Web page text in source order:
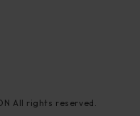
All rights reserved.